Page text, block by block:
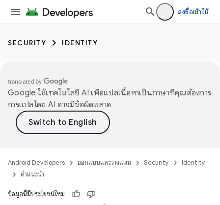
ลงชื่อเข้าใช้
SECURITY IDENTITY
Google ใช้เทคโนโลยี AI เพื่อแปลเนื้อหาเป็นภาษาที่คุณต้องการ
การแปลโดย AI อาจมีข้อผิดพลาด
Android Developers ออกแบบและวางแผน Security
Identity
คำแนะนำ
ข้อมูลนี้มีประโยชน์ไหม